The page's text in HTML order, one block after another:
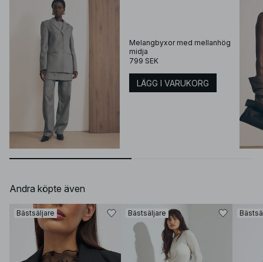
Melangbyxor med mellanhög
midja
799 SEK
LÄGG I VARUKORG
Andra köpte även
Bästsäljare Bästsäljare